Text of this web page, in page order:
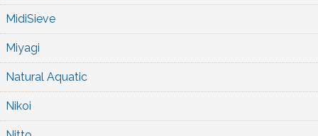
MidiSieve
Miyagi
Natural Aquatic
Nikoi